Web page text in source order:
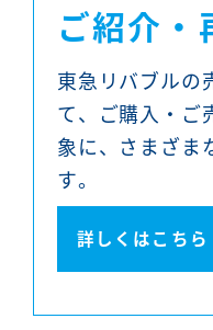
ご紹介・
東急リバブルの
て、ご購入・ご
象に、さまざま
す。
詳しくはこちら